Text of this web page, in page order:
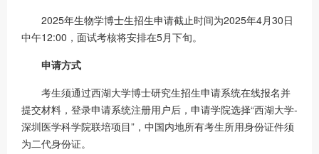
2025年生物学博士生招生申请截止时间为2025年4月30日
中午12:00，面试考核将安排在5月下旬。
申请方式
考生须通过西湖大学博士研究生招生申请系统在线报名并
提交材料，登录申请系统注册用户后，申请学院选择“西湖大学-
深圳医学科学院联培项目”，中国内地所有考生所用身份证件须
为二代身份证。